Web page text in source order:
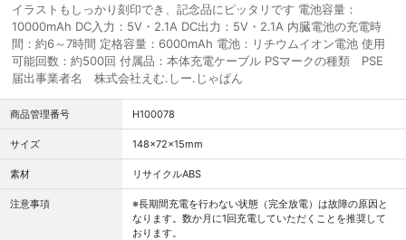
イラストもしっかり刻印でき、記念品にピッタリです 電池容量：
10000mAh DC入力：5V・2.1A DC出力：5V・2.1A 内臓電池の充電時
間：約6～7時間 定格容量：6000mAh 電池：リチウムイオン電池 使用
可能回数：約500回 付属品：本体充電ケーブル PSマークの種類 PSE
届出事業者名 株式会社えむ.しー.じゃぱん
商品管理番号 H100078
サイズ 148×72×15mm
素材 リサイクルABS
注意事項
※長期間充電を行わない状態（完全放電）は故障の原因と
なります。数か月に1回充電していただくことを推奨して
おります。